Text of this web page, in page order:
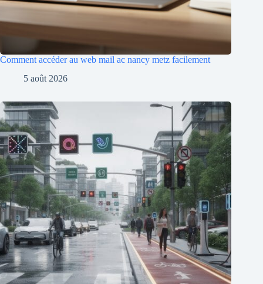
Comment accéder au web mail ac nancy metz facilement
5 août 2026